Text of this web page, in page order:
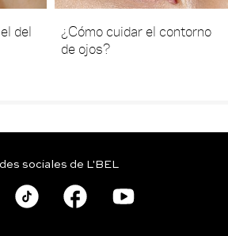
del
¿Cómo cuidar el contorno
de ojos?
sociales de L'BEL